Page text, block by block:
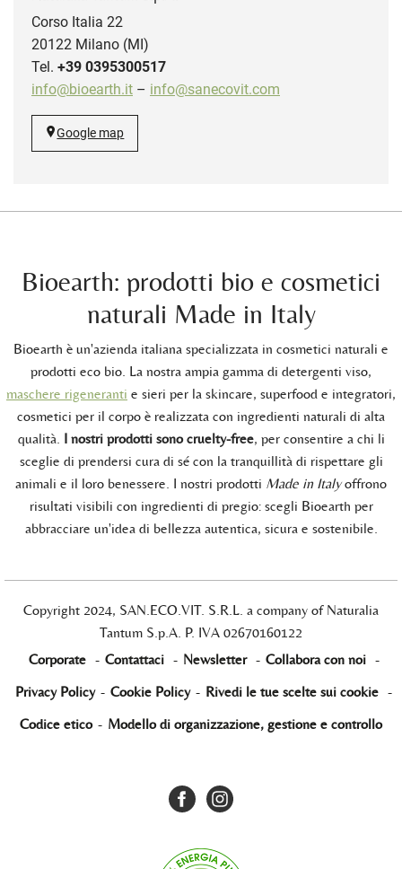
Corso Italia 22
20122 Milano (MI)
Tel. +39 0395300517
info@bioearth.it – info@sanecovit.com
Google map
Bioearth: prodotti bio e cosmetici
naturali Made in Italy
Bioearth è un'azienda italiana specializzata in cosmetici naturali e
prodotti eco bio. La nostra ampia gamma di detergenti viso,
maschere rigeneranti e sieri per la skincare, superfood e integratori,
cosmetici per il corpo è realizzata con ingredienti naturali di alta
qualità. I nostri prodotti sono cruelty-free, per consentire a chi li
sceglie di prendersi cura di sé con la tranquillità di rispettare gli
animali e il loro benessere. I nostri prodotti Made in Italyoffrono
risultati visibili con ingredienti di pregio: scegli Bioearth per
abbracciare un'idea di bellezza autentica, sicura e sostenibile.
Copyright 2024, SAN.ECO.VIT. S.R.L. a company of Naturalia
Tantum S.p.A. P. IVA 02670160122
Corporate - Contattaci - Newsletter - Collabora con noi -
Privacy Policy - Cookie Policy - Rivedi le tue scelte sui cookie -
Codice etico - Modello di organizzazione, gestione e controllo